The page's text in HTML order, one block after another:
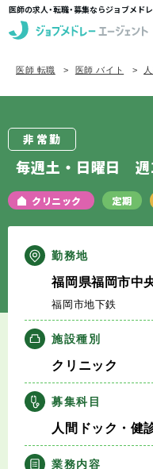
医師の求人・転職・募集ならジョブメド
求人を探す
定期非常勤の求人
特集から探す
エージェントサービス
エージェントサービス
サービスの流れ
キャリアアドバイザー
医師の求人・転職Q&A
医師 転職 医師 バイト
非常勤
毎週土・日曜日
クリニック 定期
勤務地
福岡県福岡市中
福岡市地下鉄
施設種別
クリニック
募集科目
人間ドック・健
業務内容